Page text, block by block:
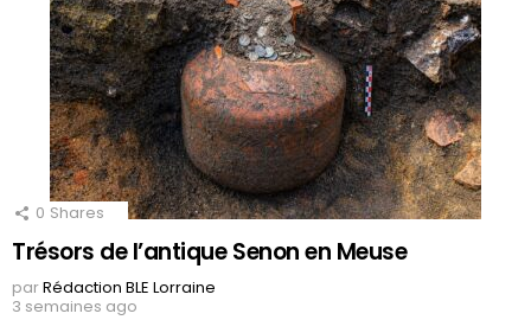
0 Shares
Trésors de l’antique Senon en Meuse
parRédaction BLE Lorraine
3 semaines ago